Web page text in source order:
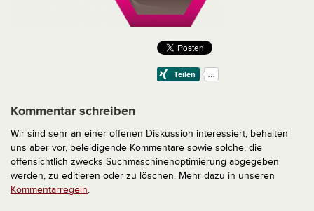
Kommentar schreiben
Wir sind sehr an einer offenen Diskussion interessiert, behalten
uns aber vor, beleidigende Kommentare sowie solche, die
offensichtlich zwecks Suchmaschinenoptimierung abgegeben
werden, zu editieren oder zu löschen. Mehr dazu in unseren
Kommentarregeln.